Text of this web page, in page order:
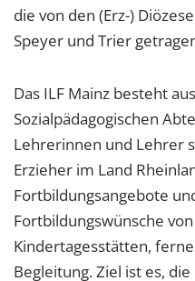
die von den (Erz-)
Speyer und Trier
Das ILF Mainz besteht
Sozialpädagogischen
Lehrerinnen und Lehrer
Erzieher im Land
Fortbildungsangebote
Fortbildungswünsche
Kindertagesstätten,
Begleitung. Ziel ist es,